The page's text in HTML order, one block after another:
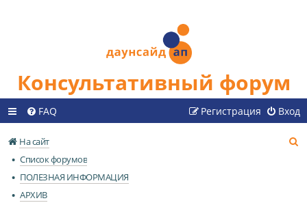
Консультативный форум
FAQ Вход
Регистрация
На сайт
Список форумов
ПОЛЕЗНАЯ ИНФОРМАЦИЯ
АРХИВ